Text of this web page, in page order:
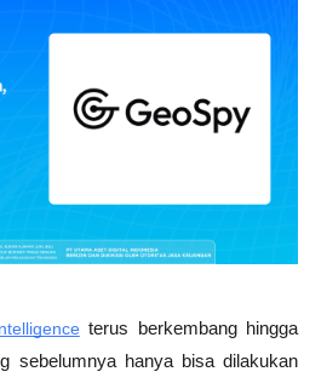
terus berkembang hingga
sebelumnya hanya bisa dilakukan